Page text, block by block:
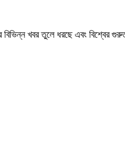
খবর তুলে ধরছে এবং বিশ্বের